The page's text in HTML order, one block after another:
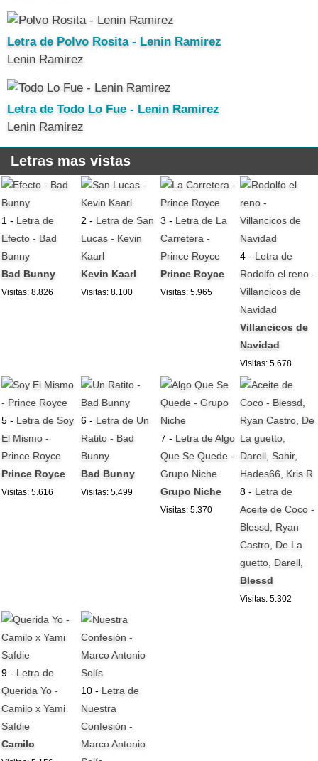
Letra de Polvo Rosita - Lenin Ramirez
Lenin Ramirez
Letra de Todo Lo Fue - Lenin Ramirez
Lenin Ramirez
Letras mas vistas
1 - Letra de
Efecto - Bad
Bunny
Bad Bunny
Visitas: 8.826
2 - Letra de San
Lucas - Kevin
Kaarl
Kevin Kaarl
Visitas: 8.100
3 - Letra de La
Carretera -
Prince Royce
Prince Royce
Visitas: 5.965
4 - Letra de
Rodolfo el reno -
Villancicos de
Navidad
Villancicos de
Navidad
Visitas: 5.678
5 - Letra de Soy
El Mismo -
Prince Royce
Prince Royce
Visitas: 5.616
6 - Letra de Un
Ratito - Bad
Bunny
Bad Bunny
Visitas: 5.499
7 - Letra de Algo
Que Se Quede -
Grupo Niche
Grupo Niche
Visitas: 5.370
8 - Letra de
Aceite de Coco -
Blessd, Ryan
Castro, De La
guetto, Darell,
Blessd
Visitas: 5.302
9 - Letra de
Querida Yo -
Camilo x Yami
Safdie
Camilo
10 - Letra de
Nuestra
Confesión -
Marco Antonio